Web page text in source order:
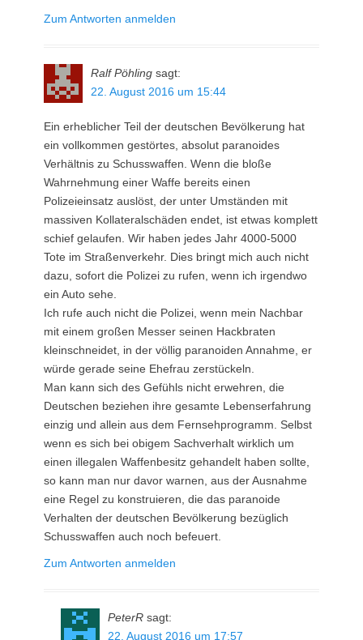
Zum Antworten anmelden
Ralf Pöhling sagt:
22. August 2016 um 15:44
Ein erheblicher Teil der deutschen Bevölkerung hat
ein vollkommen gestörtes, absolut paranoides
Verhältnis zu Schusswaffen. Wenn die bloße
Wahrnehmung einer Waffe bereits einen
Polizeieinsatz auslöst, der unter Umständen mit
massiven Kollateralschäden endet, ist etwas komplett
schief gelaufen. Wir haben jedes Jahr 4000-5000
Tote im Straßenverkehr. Dies bringt mich auch nicht
dazu, sofort die Polizei zu rufen, wenn ich irgendwo
ein Auto sehe.
Ich rufe auch nicht die Polizei, wenn mein Nachbar
mit einem großen Messer seinen Hackbraten
kleinschneidet, in der völlig paranoiden Annahme, er
würde gerade seine Ehefrau zerstückeln.
Man kann sich des Gefühls nicht erwehren, die
Deutschen beziehen ihre gesamte Lebenserfahrung
einzig und allein aus dem Fernsehprogramm. Selbst
wenn es sich bei obigem Sachverhalt wirklich um
einen illegalen Waffenbesitz gehandelt haben sollte,
so kann man nur davor warnen, aus der Ausnahme
eine Regel zu konstruieren, die das paranoide
Verhalten der deutschen Bevölkerung bezüglich
Schusswaffen auch noch befeuert.
Zum Antworten anmelden
PeterR sagt:
22. August 2016 um 17:57